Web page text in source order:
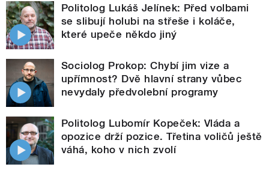
Politolog Lukáš Jelínek: Před volbami
se slibují holubi na střeše i koláče,
které upeče někdo jiný
Sociolog Prokop: Chybí jim vize a
upřímnost? Dvě hlavní strany vůbec
nevydaly předvolební programy
Politolog Lubomír Kopeček: Vláda a
opozice drží pozice. Třetina voličů ještě
váhá, koho v nich zvolí